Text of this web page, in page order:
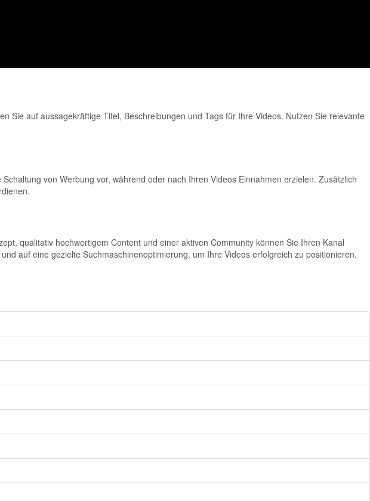
Sie auf aussagekräftige Titel, Beschreibungen und Tags für Ihre Videos. Nutzen Sie relevante
von Werbung vor, während oder nach Ihren Videos Einnahmen erzielen. Zusätzlich
qualitativ hochwertigem Content und einer aktiven Community können Sie Ihren Kanal
auf eine gezielte Suchmaschinenoptimierung, um Ihre Videos erfolgreich zu positionieren.